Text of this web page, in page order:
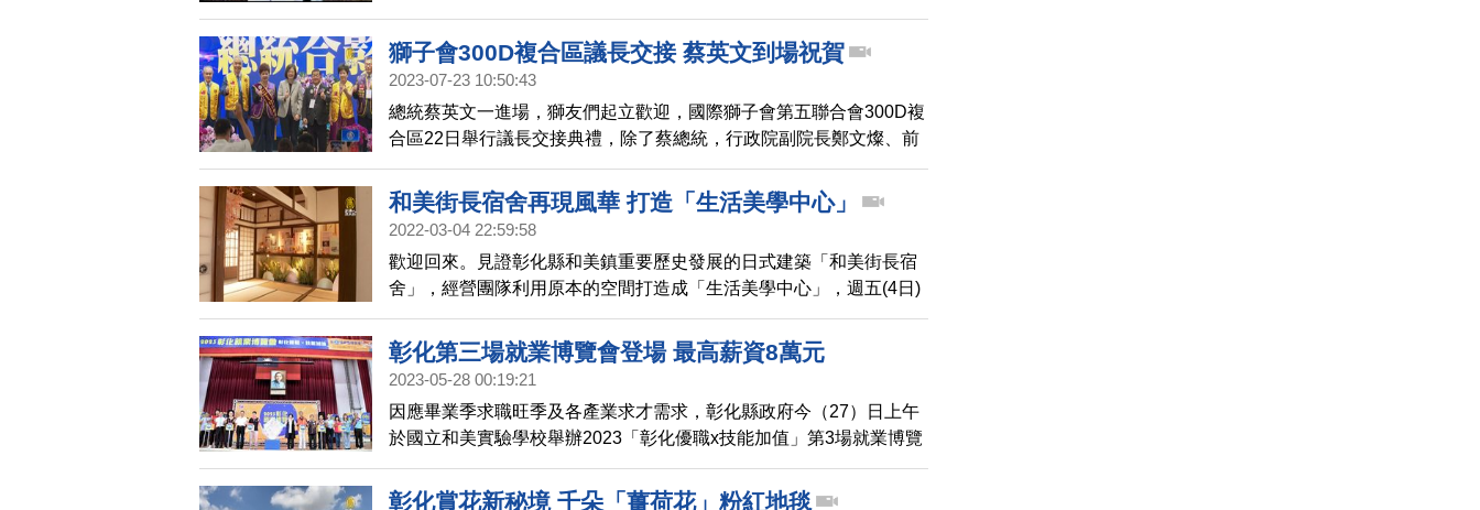
所、經濟部第四河川局，為了推廣米食，邀請水尾村社區發展協會種
下的，吸引許多民眾來拍照打卡。
獅子會300D複合區議長交接 蔡英文到場祝賀
2023-07-23 10:50:43
總統蔡英文一進場，獅友們起立歡迎，國際獅子會第五聯合會300D複
合區22日舉行議長交接典禮，除了蔡總統，行政院副院長鄭文燦、前
內政部部長徐國勇等人也都受邀出席。
和美街長宿舍再現風華 打造「生活美學中心」
2022-03-04 22:59:58
歡迎回來。見證彰化縣和美鎮重要歷史發展的日式建築「和美街長宿
舍」，經營團隊利用原本的空間打造成「生活美學中心」，週五(4日)
舉行開幕儀式，吸引許多在地鄉親和貴賓參加，現場相當熱鬧。一起
去看看。
彰化第三場就業博覽會登場 最高薪資8萬元
2023-05-28 00:19:21
因應畢業季求職旺季及各產業求才需求，彰化縣政府今（27）日上午
於國立和美實驗學校舉辦2023「彰化優職x技能加值」第3場就業博覽
會，邀請36家以上廠商參與徵才，提供1,000個以上工作機會，最高薪
資上看新臺幣8萬元。
彰化賞花新秘境 千朵「薑荷花」粉紅地毯